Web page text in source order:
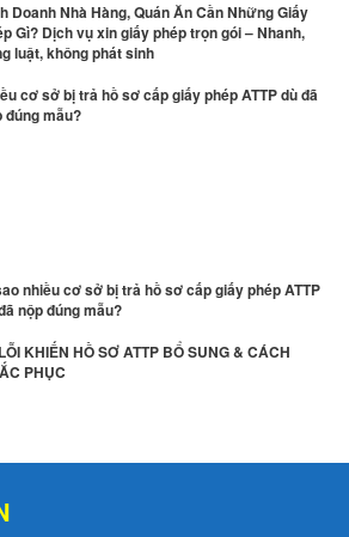
Doanh Nhà Hàng, Quán Ăn Cần Những Giấy
Gì? Dịch vụ xin giấy phép trọn gói – Nhanh,
luật, không phát sinh
cơ sở bị trả hồ sơ cấp giấy phép ATTP dù đã
đúng mẫu?
nhiều cơ sở bị trả hồ sơ cấp giấy phép ATTP
nộp đúng mẫu?
KHIẾN HỒ SƠ ATTP BỔ SUNG & CÁCH
PHỤC